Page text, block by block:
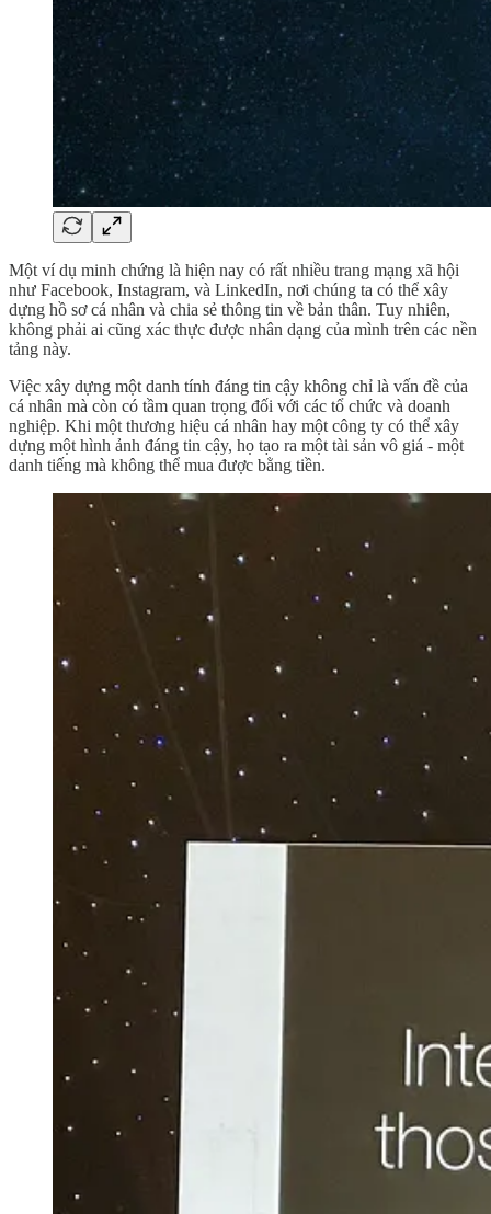
Một ví dụ minh chứng là hiện nay có rất nhiều trang mạng xã hội
như Facebook, Instagram, và LinkedIn, nơi chúng ta có thể xây
dựng hồ sơ cá nhân và chia sẻ thông tin về bản thân. Tuy nhiên,
không phải ai cũng xác thực được nhân dạng của mình trên các nền
tảng này.
Việc xây dựng một danh tính đáng tin cậy không chỉ là vấn đề của
cá nhân mà còn có tầm quan trọng đối với các tổ chức và doanh
nghiệp. Khi một thương hiệu cá nhân hay một công ty có thể xây
dựng một hình ảnh đáng tin cậy, họ tạo ra một tài sản vô giá - một
danh tiếng mà không thể mua được bằng tiền.